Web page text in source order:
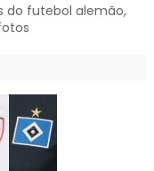
do futebol alemão,